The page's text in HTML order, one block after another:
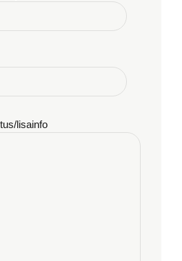
lisainfo